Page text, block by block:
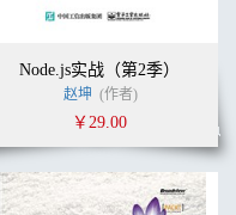
(译者)
Node.js实战（第2季）
赵坤 (作者)
￥29.00